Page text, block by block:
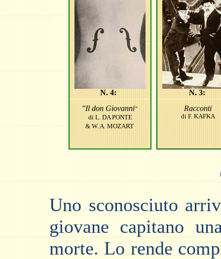
N. 4:
"Il don Giovanni"
di L. DA PONTE
& W. A. MOZART
N. 3:
Racconti
di F. KAFKA
Uno sconosciuto
giovane capitano
morte. Lo rende